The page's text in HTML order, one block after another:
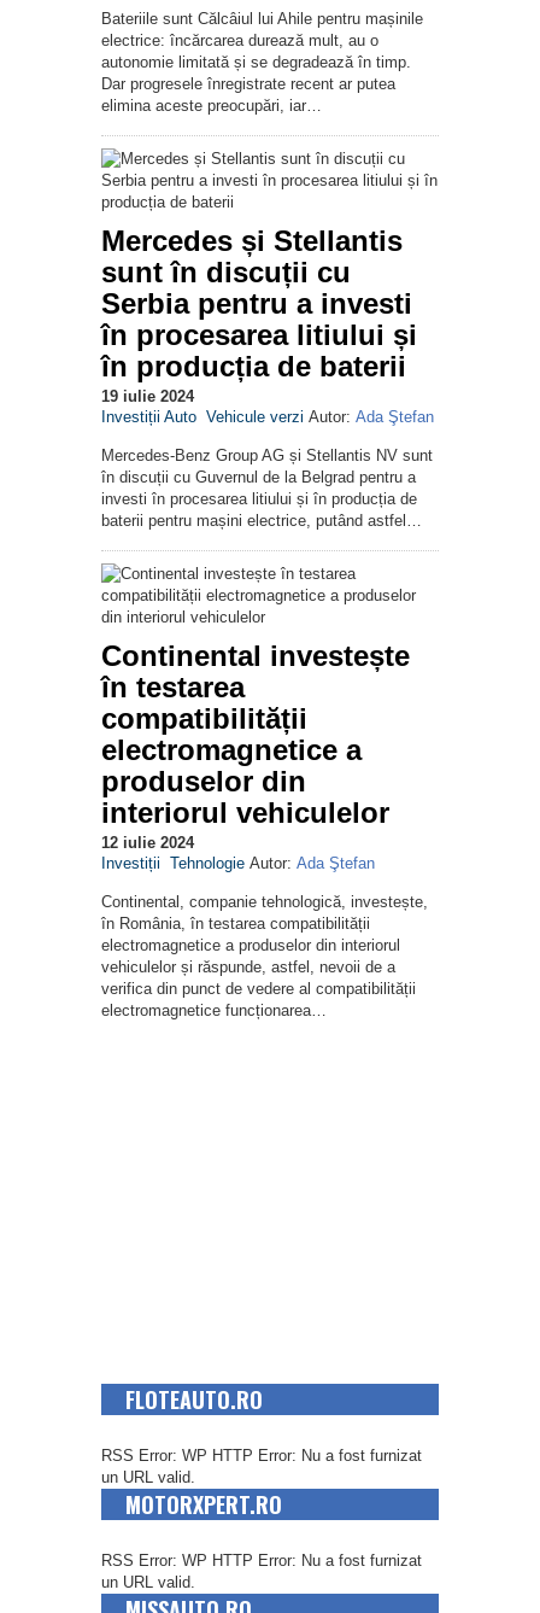
Bateriile sunt Călcâiul lui Ahile pentru mașinile
electrice: încărcarea durează mult, au o
autonomie limitată și se degradează în timp.
Dar progresele înregistrate recent ar putea
elimina aceste preocupări, iar…
Mercedes și Stellantis
sunt în discuții cu
Serbia pentru a investi
în procesarea litiului și
în producția de baterii
19 iulie 2024
Investiții Auto Vehicule verzi Autor: Ada Ştefan
Mercedes-Benz Group AG și Stellantis NV sunt
în discuții cu Guvernul de la Belgrad pentru a
investi în procesarea litiului și în producția de
baterii pentru mașini electrice, putând astfel…
Continental investește
în testarea
compatibilității
electromagnetice a
produselor din
interiorul vehiculelor
12 iulie 2024
Investiții Tehnologie Autor: Ada Ştefan
Continental, companie tehnologică, investește,
în România, în testarea compatibilității
electromagnetice a produselor din interiorul
vehiculelor și răspunde, astfel, nevoii de a
verifica din punct de vedere al compatibilității
electromagnetice funcționarea…
FLOTEAUTO.RO
RSS Error: WP HTTP Error: Nu a fost furnizat
un URL valid.
MOTORXPERT.RO
RSS Error: WP HTTP Error: Nu a fost furnizat
un URL valid.